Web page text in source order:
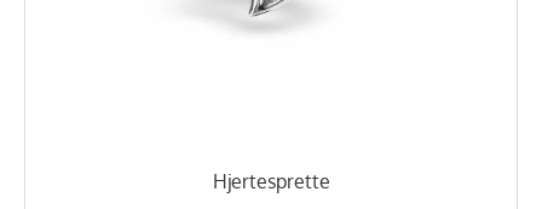
Hjertesprette